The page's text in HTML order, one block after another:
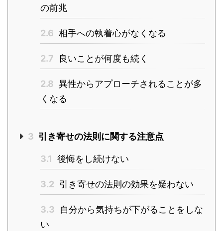
の前兆
2.6 相手への執着心がなくなる
2.7 良いことが何度も続く
2.8 異性からアプローチされることが多
くなる
3 引き寄せの法則に関する注意点
3.1 後悔をし続けない
3.2 引き寄せの法則の効果を疑わない
3.3
自分から気持ちが下がることをしな
い